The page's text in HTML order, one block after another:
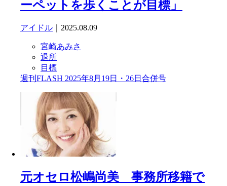
ーペットを歩くことが目標」
アイドル ｜2025.08.09
宮崎あみさ
退所
目標
週刊FLASH 2025年8月19日・26日合併号
元オセロ松嶋尚美 事務所移籍で